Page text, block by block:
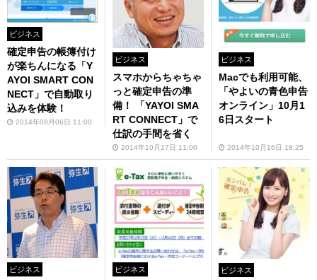
ビジネス
確定申告の帳簿付け
が楽ちんになる「Y
AYOI SMART CON
NECT」で自動取り
込みを体験！
2014年08月06日 11:00
ビジネス
スマホからちゃちゃ
っと確定申告の準
備！ 「YAYOI SMA
RT CONNECT」で
仕訳の手間を省く
2014年10月17日 11:00
ビジネス
Macでも利用可能、
「やよいの青色申告
オンライン」10月1
6日スタート
2014年10月16日 18:25
ビジネス ビジネス ビジネス